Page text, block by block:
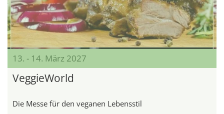
13. - 14. März 2027
VeggieWorld
Die Messe für den veganen Lebensstil